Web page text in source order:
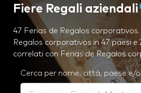
Fiere Regali aziendali
47 Ferias de Regalos corporativos.
Regalos corporativos in 47 paesi e
correlati con Ferias de Regalos
Cerca per nome, città, paese e/